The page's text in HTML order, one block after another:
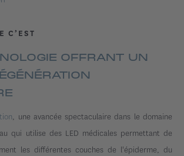
C’EST
OFFRANT UN
, une avancée spectaculaire dans le domaine
qui utilise des LED médicales permettant de
les différentes couches de l'épiderme, du